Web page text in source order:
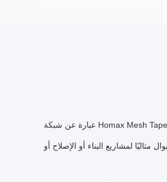
Homax Mesh Tape عبارة عن شبكة
مثاليًا لمشاريع البناء أو الإصلاح أو